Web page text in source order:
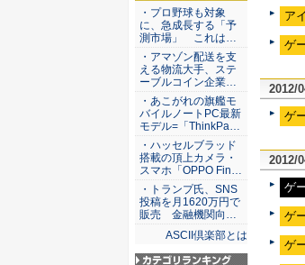
ア
ゲ
2012/
ゲ
2012/
ゲ
ゲ
ゲ
ASCII倶楽部
・プロ野球も対象
に、急成長する「予
測市場」 これは…
・アマゾン配送を支
える物流大手、ステ
ーブルコイン企業…
・あこがれの旗艦モ
バイルノートPC最新
モデル=「ThinkPa…
・ハッセルブラッド
搭載の頂上カメラ・
スマホ「OPPO Fin…
・トランプ氏、SNS
投稿を月1620万円で
販売 金融機関向…
ASCII倶楽部とは